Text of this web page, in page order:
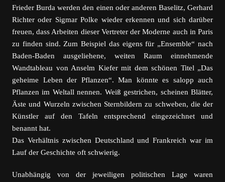
Frieder Burda werden den einen oder anderen Baselitz, Gerhard
Richter oder Sigmar Polke wieder erkennen und sich darüber
freuen, dass Arbeiten dieser Vertreter der Moderne auch in Paris
zu finden sind. Zum Beispiel das eigens für „Ensemble“ nach
Baden-Baden ausgeliehene, weiten Raum einnehmende
Wandtableau von Anselm Kiefer mit dem schönen Titel „Das
geheime Leben der Pflanzen“. Man könnte es salopp auch
Pflanzen im Weltall nennen. Weiß gestrichen, scheinen Blätter,
Äste und Wurzeln zwischen Sternbildern zu schweben, die der
Künstler auf den Tafeln entsprechend eingezeichnet und
benannt hat.
Das Verhältnis zwischen Deutschland und Frankreich war im
Lauf der Geschichte oft schwierig.
Unabhängig von der jeweiligen politischen Lage waren